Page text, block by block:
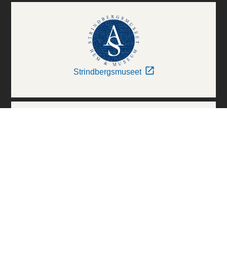
Strindbergsmuseet